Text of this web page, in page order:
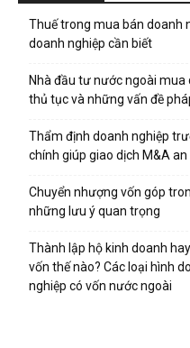
Thuế trong mua bán doanh
doanh nghiệp cần biết
Nhà đầu tư nước ngoài mua
thủ tục và những vấn đề
Thẩm định doanh nghiệp
chính giúp giao dịch M&A
Chuyển nhượng vốn góp
những lưu ý quan trọng
Thành lập hộ kinh doanh
vốn thế nào? Các loại hình
nghiệp có vốn nước ngoài